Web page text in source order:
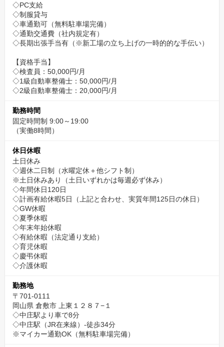
◇PC支給
◇制服貸与
◇車通勤可（無料駐車場完備）
◇通勤交通費（社内規定有）
◇長期出張手当有（※新工場の立ち上げの一時的的な手伝い）
【資格手当】
◇検査員：50,000円/月
◇1級自動車整備士：50,000円/月
◇2級自動車整備士：20,000円/月
勤務時間
固定時間制 9:00～19:00
（実働8時間）
休日休暇
土日休み
◇週休二日制（水曜定休＋他シフト制）
※土日休みあり（土日いずれかは毎週必ず休み）
◇年間休日120日
◇計画有給休暇5日（上記と合わせ、実質年間125日の休日）
◇GW休暇
◇夏季休暇
◇年末年始休暇
◇有給休暇（法定通り支給）
◇育児休暇
◇慶弔休暇
◇介護休暇
勤務地
〒701-0111
岡山県 倉敷市 上東１２８７−１
◇中庄駅より車で8分
◇中庄駅（JR在来線）-徒歩34分
※マイカー通勤OK（無料駐車場完備）